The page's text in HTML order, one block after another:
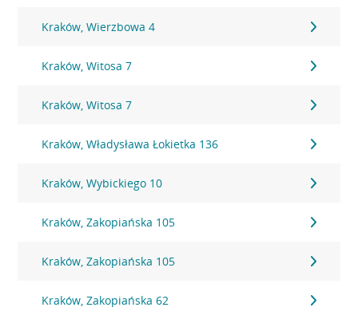
Kraków, Wierzbowa 4
Kraków, Witosa 7
Kraków, Witosa 7
Kraków, Władysława Łokietka 136
Kraków, Wybickiego 10
Kraków, Zakopiańska 105
Kraków, Zakopiańska 105
Kraków, Zakopiańska 62